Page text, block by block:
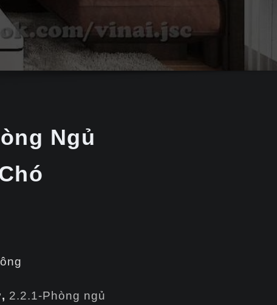
Ngủ
, 2.2.1-Phòng ngủ